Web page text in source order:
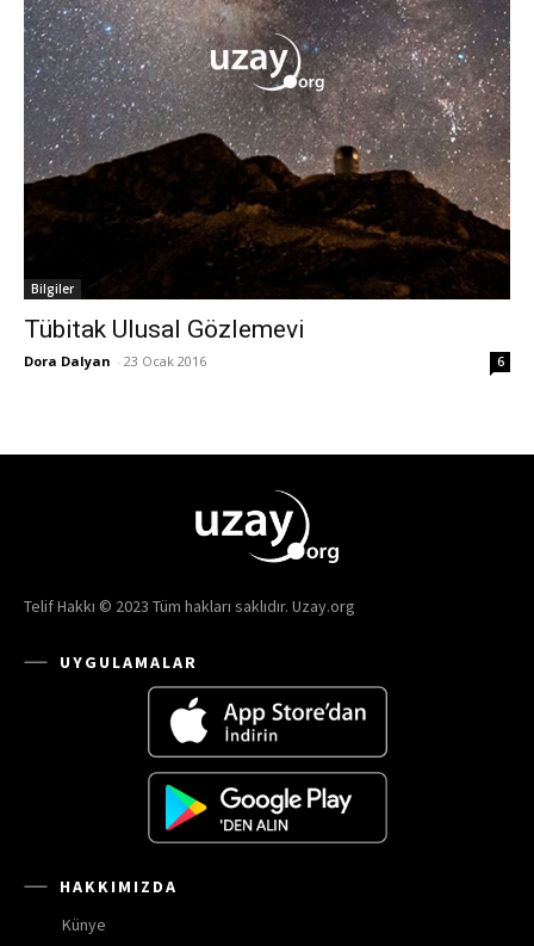
Bilgiler
Tübitak Ulusal Gözlemevi
Dora Dalyan - 23 Ocak 2016 6
Telif Hakkı © 2023 Tüm hakları saklıdır. Uzay.org
UYGULAMALAR
HAKKIMIZDA
Künye